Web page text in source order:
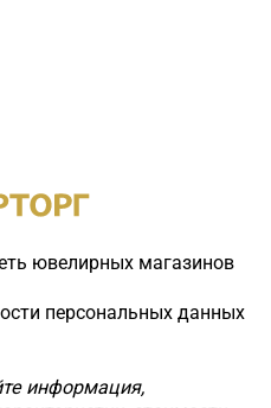
ювелирных магазинов
персональных данных
информация,